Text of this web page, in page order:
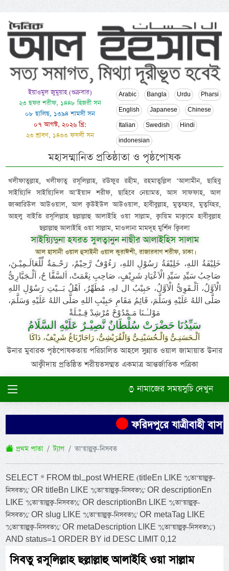
ইয়াওমুল জুমুয়াহ (শুক্রবার)
২৩ ছফর শরীফ, ১৪৪৮ হিজরী সন
০৮ ছালিছ, ১৩৯৪ শামসী সন
০৭ আগস্ট, ২০২৬ খ্রি:
২৩ শ্রাবণ, ১৪৩৩ ফসলী সন
Arabic Bangla Urdu Pharsi
English Japanese Chinese
Italian Swedish Hindi
indonesian
মহাসম্মানিত প্রতিষ্ঠাতা ও পৃষ্ঠপোষক
খলীফাতুল্লাহ, খলীফাতু রসূলিল্লাহ, রঊফুর রহীম, রহমাতুল্লিল ‘আলামীন, ছাহিবু
সাইয়্যিদি সাইয়্যিদিল আ’ইয়াদ শরীফ, ছাহিবে নেয়ামত, আস সাফফাহ, আল
জাব্বারিউল আউওয়াল, আল ক্বউইউল আউওয়াল, হাবীবুল্লাহ, মুত্বহ্হার, মুত্বহ্হির,
আহলু বাইতি রসূলিল্লাহ ছল্লাল্লাহু আলাইহি ওয়া সাল্লাম, ক্বায়িম মাক্বামে হাবীবুল্লাহ
ছল্লাল্লাহু আলাইহি ওয়া সাল্লাম, মাওলানা মামদূহ মুর্শিদ ক্বিবলা
সাইয়্যিদুনা হযরত সুলত্বানুন নাছীর আলাইহিস সালাম
আল হাসানী ওয়াল হুসাইনী ওয়াল কুরাঈশী, রাজারবাগ শরীফ, ঢাকা।
خَلِيْفَةُ اللهِ، خَلِيْفَةُ رَسُوْلِ اللهِ، رَءُوْفٌ رَّحِيْمٌ، رَحْـمَةٌ لِّلْعَالَـمِيْـنَ،
صَاحِبُ سَيِّدِ سَيِّدِ الْاَعْيَادِ شَرِيْفٍ، صَاحِبِ نِعْمَتْ، اَلسَّفَّا حُ، اَلْـجَبَّارِىُّ
الْاَوَّلُ، اَلْـقَوِىُّ الْاَوَّلُ، حَبِيْبُ ال لهِ، مُطَهِّرٌ، اَهْلُ بَــيْتِ رَسُوْلِ اللهِ
صَلَّى اللهُ عَلَيْهِ وَسَلَّمَ، قَائِمُ مَقَامِ حَبِيْبِ اللهِ صَلَّى اللهُ عَلَيْهِ وَسَلَّمَ،
مَوْلـٰـنَا مَـمْدُوْحْ مُرْشِدْ قِـبْـلَةْ
سَيِّدُنَا حَضْرَتْ سُلْطَانٌ نَّصِيْـرٌ عَلَيْهِ السَّلَامُ
اَلْـحَسَنِـىُّ وَالْـحُسَيْنِـىُّ وَالْقُرَيْشِىُّ، رَاجَارْبَاغُ شَرِيْفٌ، دَاكَا
উনার মুবারক পৃষ্ঠপোষকতায় পরিচালিত আহলে সুন্নাত ওয়াল জামায়াত উনার
আক্বীদায় প্রতিষ্ঠিত শরীয়তসম্মত একমাত্র আন্তর্জাতিক পত্রিকা
নামাজের সময়সুচি দেখুন
ফরিদপুরে যাত্রীবাহী বাস
প্রথম পাতা ট্যাগ তা‘য়াল্লুক্ব-নিসবত
SELECT * FROM tbl_post WHERE (titleEn LIKE '%তা‘য়াল্লুক্ব-
নিসবত%' OR titleBn LIKE '%তা‘য়াল্লুক্ব-নিসবত%' OR descriptionEn
LIKE '%তা‘য়াল্লুক্ব-নিসবত%' OR descriptionBn LIKE '%তা‘য়াল্লুক্ব-
নিসবত%' OR slug LIKE '%তা‘য়াল্লুক্ব-নিসবত%' OR metaTag LIKE
'%তা‘য়াল্লুক্ব-নিসবত%' OR metaDescription LIKE '%তা‘য়াল্লুক্ব-নিসবত%')
AND status=1 ORDER BY id DESC LIMIT 0,12
সিবতু রসূলিল্লাহ ছল্লাল্লাহু আলাইহি ওয়া সাল্লাম